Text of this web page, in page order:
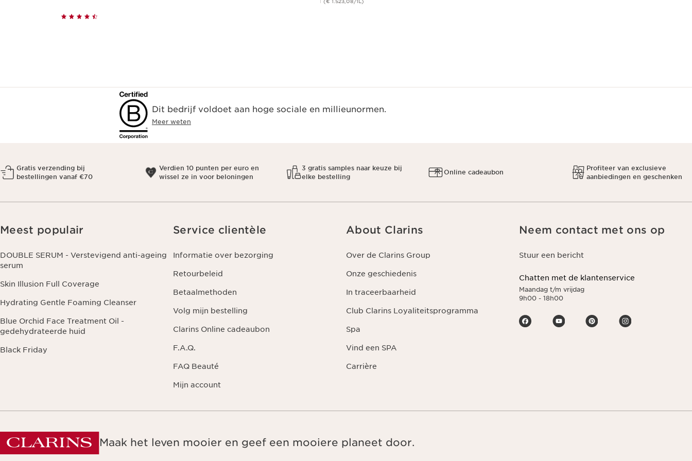
Dit bedrijf voldoet aan hoge sociale en millieunormen.
Meer weten
Gratis verzending bij
bestellingen vanaf €70
Verdien 10 punten per euro en
wissel ze in voor beloningen
3 gratis samples naar keuze bij
elke bestelling
Online cadeaubon
Profiteer van exclusieve
aanbiedingen en geschenken
Meest populair
DOUBLE SERUM - Verstevigend anti-ageing
serum
Skin Illusion Full Coverage
Hydrating Gentle Foaming Cleanser
Blue Orchid Face Treatment Oil -
gedehydrateerde huid
Black Friday
Service clientèle
Informatie over bezorging
Retourbeleid
Betaalmethoden
Volg mijn bestelling
Clarins Online cadeaubon
F.A.Q.
FAQ Beauté
Mijn account
About Clarins
Over de Clarins Group
Onze geschiedenis
In traceerbaarheid
Club Clarins Loyaliteitsprogramma
Spa
Vind een SPA
Carrière
Neem contact met ons op
Stuur een bericht
Chatten met de klantenservice
Maandag t/m vrijdag
9h00 - 18h00
Maak het leven mooier en geef een mooiere planeet door.